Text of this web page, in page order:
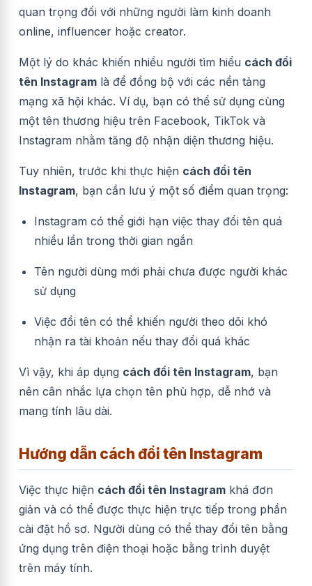
quan trọng đối với những người làm kinh doanh
online, influencer hoặc creator.
Một lý do khác khiến nhiều người tìm hiểu cách đổi
tên Instagram là để đồng bộ với các nền tảng
mạng xã hội khác. Ví dụ, bạn có thể sử dụng cùng
một tên thương hiệu trên Facebook, TikTok và
Instagram nhằm tăng độ nhận diện thương hiệu.
Tuy nhiên, trước khi thực hiện cách đổi tên
Instagram, bạn cần lưu ý một số điểm quan trọng:
Instagram có thể giới hạn việc thay đổi tên quá
nhiều lần trong thời gian ngắn
Tên người dùng mới phải chưa được người khác
sử dụng
Việc đổi tên có thể khiến người theo dõi khó
nhận ra tài khoản nếu thay đổi quá khác
Vì vậy, khi áp dụng cách đổi tên Instagram, bạn
nên cân nhắc lựa chọn tên phù hợp, dễ nhớ và
mang tính lâu dài.
Hướng dẫn cách đổi tên Instagram
Việc thực hiện cách đổi tên Instagram khá đơn
giản và có thể được thực hiện trực tiếp trong phần
cài đặt hồ sơ. Người dùng có thể thay đổi tên bằng
ứng dụng trên điện thoại hoặc bằng trình duyệt
trên máy tính.